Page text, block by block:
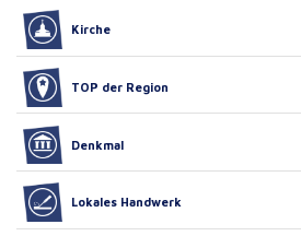
Kirche
TOP der Region
Denkmal
Lokales Handwerk